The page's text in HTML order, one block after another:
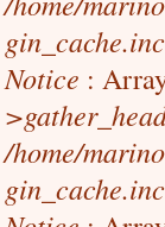
gin_cache.inc
Notice :
/home/
gin_cache.inc